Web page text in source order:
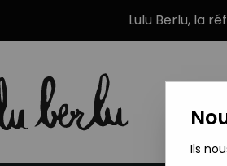
Lulu Berlu, la
Ils